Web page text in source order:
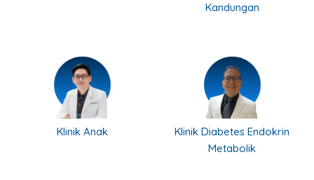
Kandungan
Klinik Anak
Klinik Diabetes Endokrin
Metabolik